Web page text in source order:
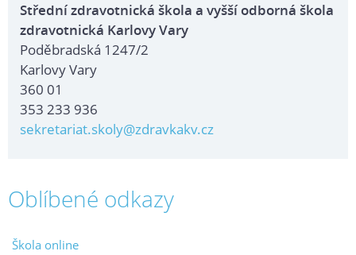
Střední zdravotnická škola a vyšší odborná škola
zdravotnická Karlovy Vary
Poděbradská 1247/2
Karlovy Vary
360 01
353 233 936
sekretariat.skoly@zdravkakv.cz
Oblíbené odkazy
Škola online